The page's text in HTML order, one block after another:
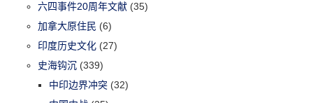
六四事件20周年文献 (35)
加拿大原住民 (6)
印度历史文化 (27)
史海钩沉 (339)
中印边界冲突 (32)